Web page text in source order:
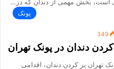
پونک
349
دندان در پونک تهران
تهران پر کردن دندان، اقدامی